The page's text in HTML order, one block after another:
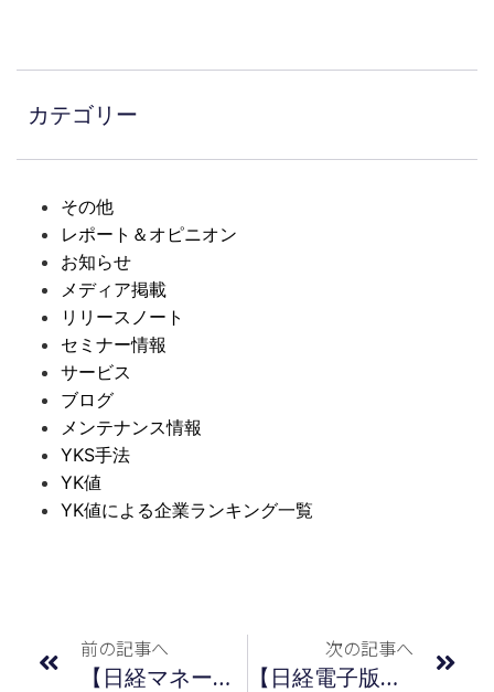
カテゴリー
その他
レポート＆オピニオン
お知らせ
メディア掲載
リリースノート
セミナー情報
サービス
ブログ
メンテナンス情報
YKS手法
YK値
YK値による企業ランキング一覧
前の記事へ
【日経マネー】記事掲載のおしらせ 2021年6月号
次の記事へ
【日経電子版】連載記事のご紹介（2021年5月度）